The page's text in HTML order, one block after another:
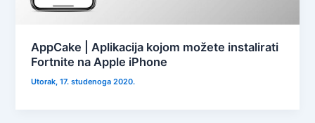
AppCake | Aplikacija kojom možete instalirati
Fortnite na Apple iPhone
Utorak, 17. studenoga 2020.